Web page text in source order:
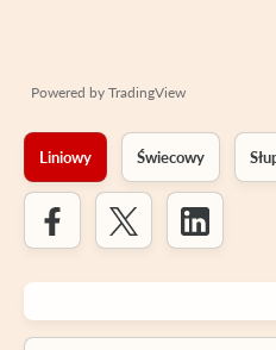
Powered by TradingView
Liniowy Świecowy